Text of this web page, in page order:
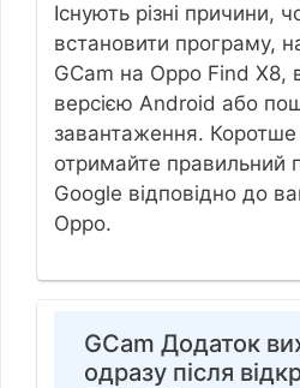
Існують різні причини,
встановити програму,
GCam на Oppo Find X8,
версією Android або
завантаження.
отримайте правильний
Google відповідно до
Oppo.
GCam Додаток
одразу після